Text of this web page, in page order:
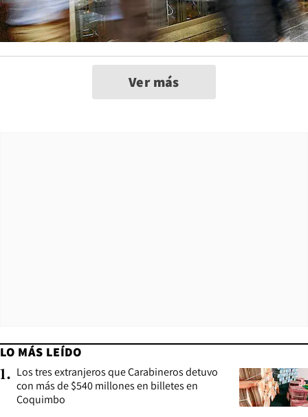
Ver más
LO MÁS LEÍDO
1. Los tres extranjeros que Carabineros detuvo
con más de $540 millones en billetes en
Coquimbo